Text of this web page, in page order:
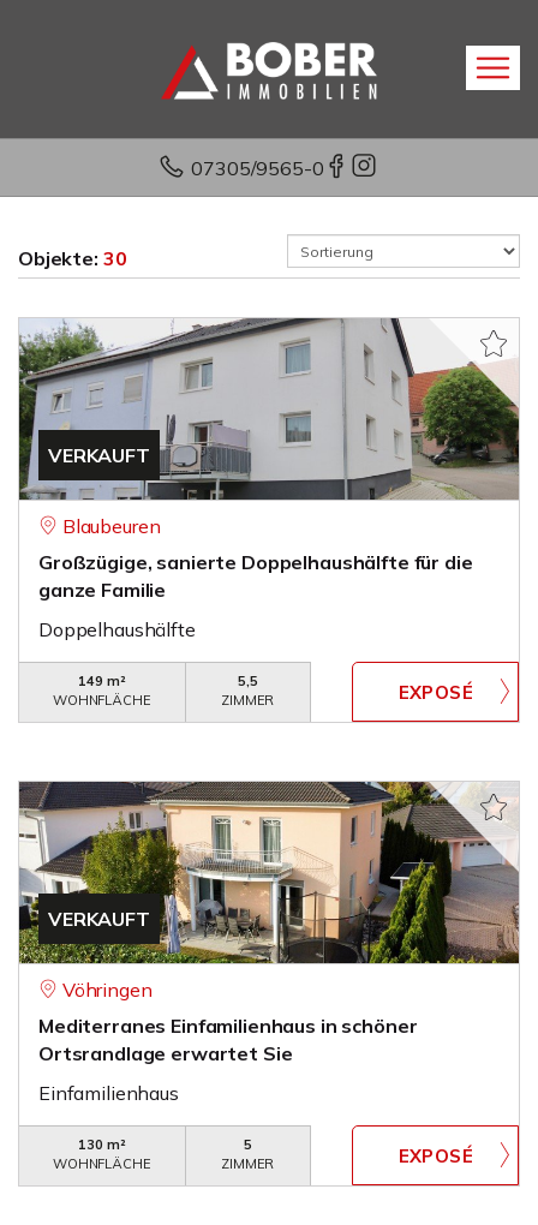
07305/9565-0
Objekte: 30
VERKAUFT
Blaubeuren
Großzügige, sanierte Doppelhaushälfte für die
ganze Familie
Doppelhaushälfte
149 m²
WOHNFLÄCHE
5,5
ZIMMER
VERKAUFT
Vöhringen
Mediterranes Einfamilienhaus in schöner
Ortsrandlage erwartet Sie
Einfamilienhaus
130 m²
WOHNFLÄCHE
5
ZIMMER